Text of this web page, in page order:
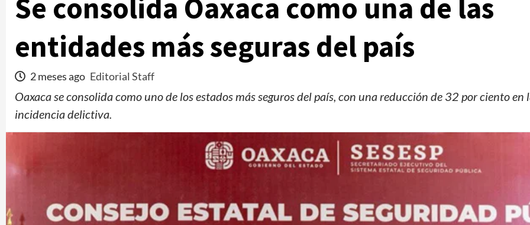
Se consolida Oaxaca como una de las
entidades más seguras del país
2 meses ago Editorial Staff
Oaxaca se consolida como uno de los estados más seguros del país, con una reducción de 32 por ciento en
incidencia delictiva.
Manifestaciones Reportes